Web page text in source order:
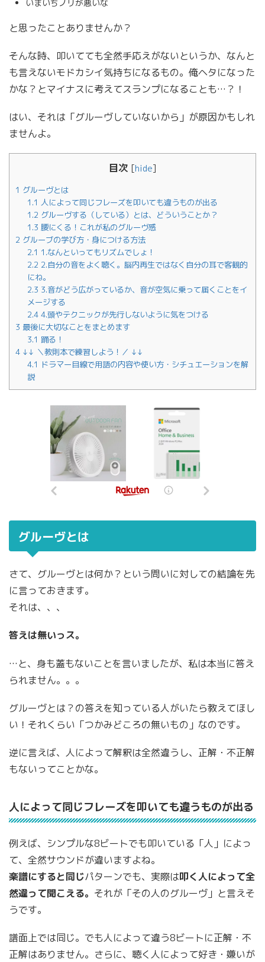
いまいちノリが悪いな
と思ったことありませんか？
そんな時、叩いてても全然手応えがないというか、なんと
も言えないモドカシイ気持ちになるもの。俺ヘタになった
かな？とマイナスに考えてスランプになることも…？！
はい、それは「グルーヴしていないから」が原因かもしれ
ませんよ。
目次 [hide]
1 グルーヴとは
1.1 人によって同じフレーズを叩いても違うものが出る
1.2 グルーヴする（している）とは、どういうことか？
1.3 腰にくる！これが私のグルーヴ感
2 グルーブの学び方・身につける方法
2.1 1.なんといってもリズムでしょ！
2.2 2.自分の音をよく聴く。脳内再生ではなく自分の耳で客観的
にね。
2.3 3.音がどう広がっているか、音が空気に乗って届くことをイ
メージする
2.44.頭やテクニックが先行しないように気をつける
3 最後に大切なことをまとめます
3.1 踊る！
4 ↓↓ ＼教則本で練習しよう！／ ↓↓
4.1 ドラマー目線で用語の内容や使い方・シチュエーションを解
説
グルーヴとは
さて、グルーヴとは何か？という問いに対しての結論を先
に言っておきます。
それは、、、
答えは無いっス。
…と、身も蓋もないことを言いましたが、私は本当に答え
られません。。。
グルーヴとは？の答えを知っている人がいたら教えてほし
い！それくらい「つかみどころの無いもの」なのです。
逆に言えば、人によって解釈は全然違うし、正解・不正解
もないってことかな。
人によって同じフレーズを叩いても違うものが出る
例えば、シンプルな8ビートでも叩いている「人」によっ
て、全然サウンドが違いますよね。
楽譜にすると同じパターンでも、実際は叩く人によって全
然違って聞こえる。 それが「その人のグルーヴ」と言えそ
うです。
譜面上では同じ。でも人によって違う8ビートに正解・不
正解はありません。さらに、聴く人によって好き・嫌いが